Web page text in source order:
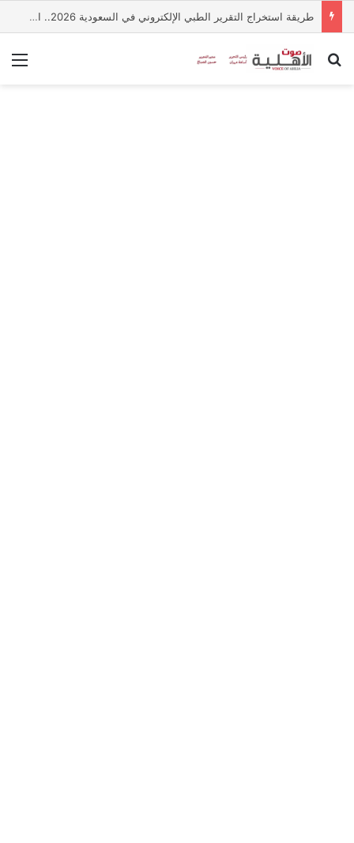
طريقة استخراج التقرير الطبي الإلكتروني في السعودية 2026.. الخطوات والشروط
بحث عن